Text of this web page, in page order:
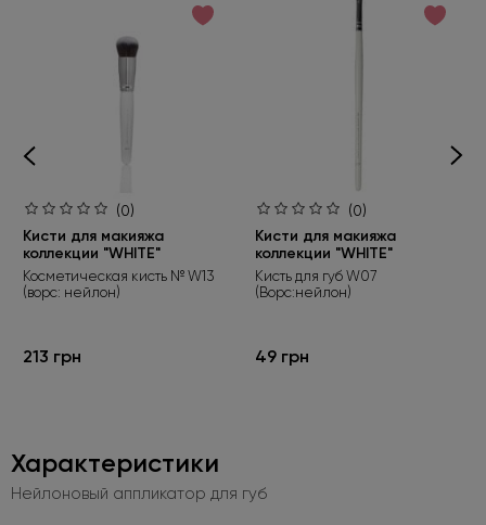
(0)
Кисти для макияжа
коллекции "WHITE"
Косметическая кисть № W13
(ворс: нейлон)
213 грн
(0)
Кисти для макияжа
коллекции "WHITE"
Кисть для губ W07
(Ворс:нейлон)
49 грн
Характеристики
Нейлоновый аппликатор для губ